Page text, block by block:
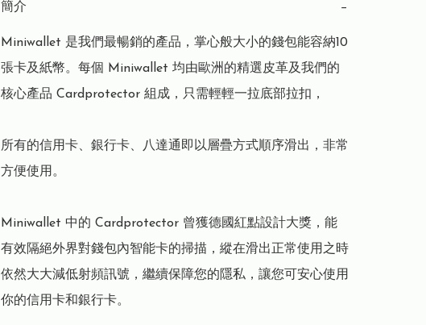
簡介 −
Miniwallet 是我們最暢銷的產品，掌心般大小的錢包能容納10
張卡及紙幣。每個 Miniwallet 均由歐洲的精選皮革及我們的
核心產品 Cardprotector 組成，只需輕輕一拉底部拉扣，
所有的信用卡、銀行卡、八達通即以層疊方式順序滑出，非常
方便使用。
Miniwallet 中的 Cardprotector 曾獲德國紅點設計大獎，能
有效隔絕外界對錢包內智能卡的掃描，縱在滑出正常使用之時
依然大大減低射頻訊號，繼續保障您的隱私，讓您可安心使用
你的信用卡和銀行卡。